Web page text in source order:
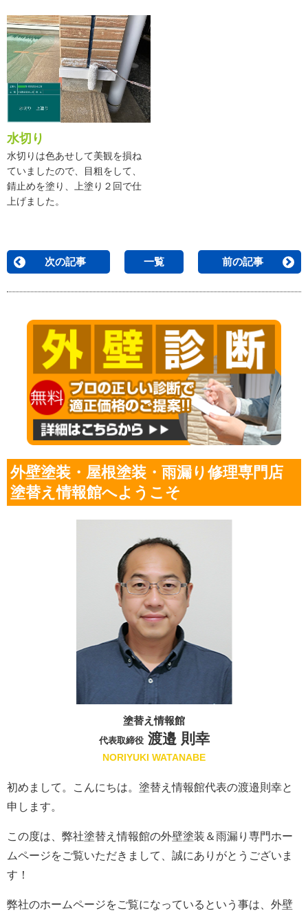
水切り
水切りは色あせして美観を損ね
ていましたので、目粗をして、
錆止めを塗り、上塗り２回で仕
上げました。
次の記事 一覧 前の記事
外壁塗装・屋根塗装・雨漏り修理専門店
塗替え情報館へようこそ
塗替え情報館
代表取締役渡邉 則幸
NORIYUKI WATANABE
初めまして。こんにちは。塗替え情報館代表の渡邉則幸と
申します。
この度は、弊社塗替え情報館の外壁塗装＆雨漏り専門ホー
ムページをご覧いただきまして、誠にありがとうございま
す！
弊社のホームページをご覧になっているという事は、外壁